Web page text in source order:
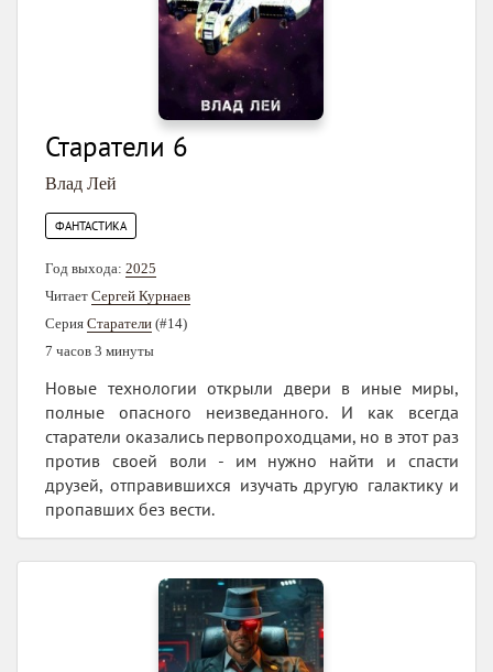
Старатели 6
Влад Лей
ФАНТАСТИКА
Год выхода: 2025
Читает Сергей Курнаев
Серия Старатели (#14)
7 часов 3 минуты
Новые технологии открыли двери в иные миры,
полные опасного неизведанного. И как всегда
старатели оказались первопроходцами, но в этот раз
против своей воли - им нужно найти и спасти
друзей, отправившихся изучать другую галактику и
пропавших без вести.